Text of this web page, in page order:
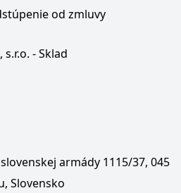
od zmluvy
- Sklad
armády 1115/37, 045
Slovensko